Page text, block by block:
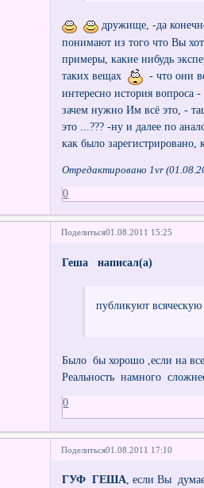
дружище, -да
понимают из того что Вы
примеры, какие нибудь
таких вещах
- что они
интересно история вопроса
зачем нужно Им всё это, -
это ...??? -ну и далее по
как было
Отредактировано 1vr
0
Поделиться01.08.2011 15:25
Геша написал(а)
публикуют
Было бы хорошо ,если на
Реальность намного
0
Поделиться01.08.2011 17:10
ГУФ ГЕША , если Вы